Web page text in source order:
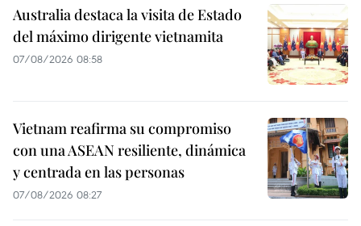
Australia destaca la visita de Estado
del máximo dirigente vietnamita
07/08/2026 08:58
Vietnam reafirma su compromiso
con una ASEAN resiliente, dinámica
y centrada en las personas
07/08/2026 08:27